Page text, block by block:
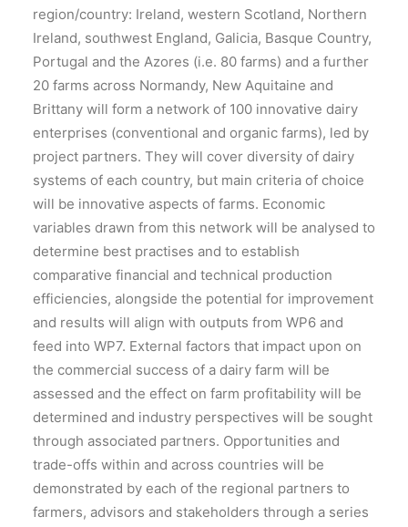
region/country: Ireland, western Scotland, Northern
Ireland, southwest England, Galicia, Basque Country,
Portugal and the Azores (i.e. 80 farms) and a further
20 farms across Normandy, New Aquitaine and
Brittany will form a network of 100 innovative dairy
enterprises (conventional and organic farms), led by
project partners. They will cover diversity of dairy
systems of each country, but main criteria of choice
will be innovative aspects of farms. Economic
variables drawn from this network will be analysed to
determine best practises and to establish
comparative financial and technical production
efficiencies, alongside the potential for improvement
and results will align with outputs from WP6 and
feed into WP7. External factors that impact upon on
the commercial success of a dairy farm will be
assessed and the effect on farm profitability will be
determined and industry perspectives will be sought
through associated partners. Opportunities and
trade-offs within and across countries will be
demonstrated by each of the regional partners to
farmers, advisors and stakeholders through a series